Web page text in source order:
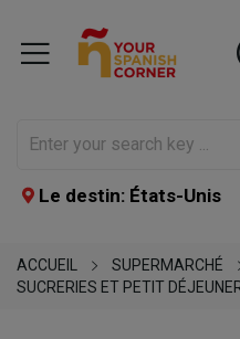
Le destin: États-Unis
ACCUEIL
SUPERMARCHÉ
SUCRERIES ET PETIT